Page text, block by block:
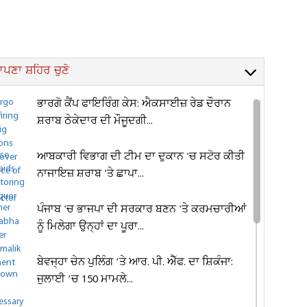
ਸ਼ਹਿਰ ਚੁਣੋ
ਭਾਰਗੋ ਕੈਂਪ ਫਾਇਰਿੰਗ ਕੇਸ: ਐਕਸਾਈਜ਼ ਰੇਡ ਦੌਰਾਨ
ਸ਼ਰਾਬ ਠੇਕੇਦਾਰ ਦੀ ਮੌਜੂਦਗੀ...
ਆਬਕਾਰੀ ਵਿਭਾਗ ਦੀ ਟੀਮ ਦਾ ਦੁਕਾਨ 'ਚ ਸਟੋਰ ਕੀਤੀ
ਨਾਜਾਇਜ਼ ਸ਼ਰਾਬ 'ਤੇ ਛਾਪਾ...
ਪੰਜਾਬ 'ਚ ਭਾਜਪਾ ਦੀ ਸਰਕਾਰ ਬਣਨ 'ਤੇ ਕਰਮਚਾਰੀਆਂ
ਨੂੰ ਮਿਲੇਗਾ ਉਨ੍ਹਾਂ ਦਾ ਪੂਰਾ...
ਬੇਵਜ੍ਹਾ ਚੇਨ ਪੁਲਿੰਗ ’ਤੇ ਆਰ. ਪੀ. ਐੱਫ. ਦਾ ਸ਼ਿਕੰਜਾ:
ਜੁਲਾਈ ’ਚ 150 ਮਾਮਲੇ...